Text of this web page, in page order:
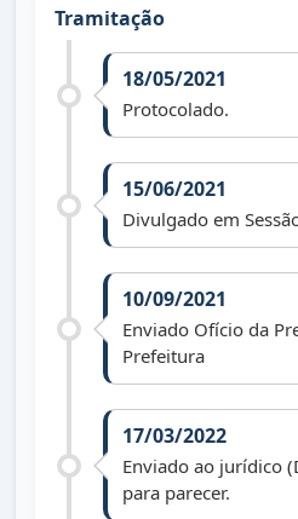
Tramitação
18/05/2021
Protocolado.
15/06/2021
Divulgado em
10/09/2021
Enviado Ofício da
Prefeitura
17/03/2022
Enviado ao jurídico
para parecer.